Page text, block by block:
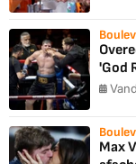
'God
Max